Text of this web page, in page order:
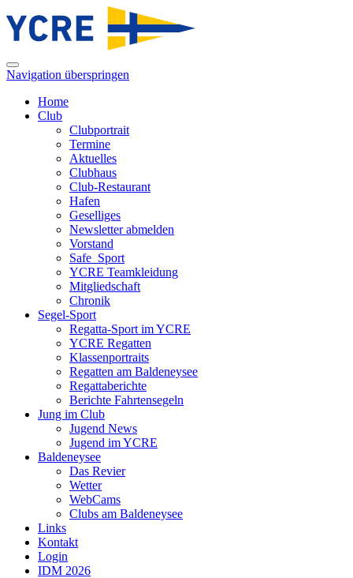
Navigation überspringen
Home
Club
Clubportrait
Termine
Aktuelles
Clubhaus
Club-Restaurant
Hafen
Geselliges
Newsletter abmelden
Vorstand
Safe_Sport
YCRE Teamkleidung
Mitgliedschaft
Chronik
Segel-Sport
Regatta-Sport im YCRE
YCRE Regatten
Klassenportraits
Regatten am Baldeneysee
Regattaberichte
Berichte Fahrtensegeln
Jung im Club
Jugend News
Jugend im YCRE
Baldeneysee
Das Revier
Wetter
WebCams
Clubs am Baldeneysee
Links
Kontakt
Login
IDM 2026